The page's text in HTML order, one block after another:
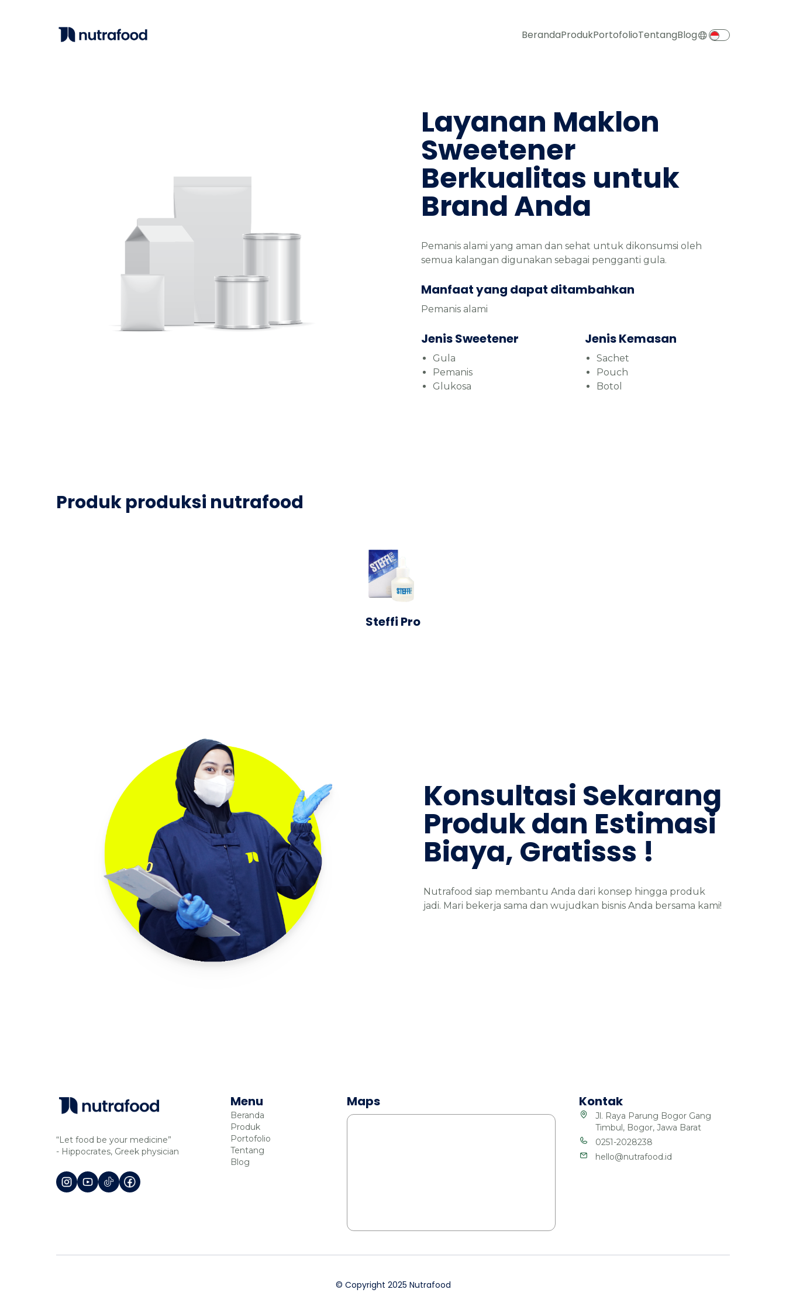
BerandaProdukPortofolioTentangBlog
Layanan Maklon
Sweetener
Berkualitas untuk
Brand Anda
Pemanis alami yang aman dan sehat untuk dikonsumsi oleh
semua kalangan digunakan sebagai pengganti gula.
Manfaat yang dapat ditambahkan
Pemanis alami
Jenis Sweetener
Gula
Pemanis
Glukosa
Jenis Kemasan
Sachet
Pouch
Botol
Produk produksi nutrafood
Steffi Pro
Konsultasi Sekarang
Produkdan Estimasi
Biaya, Gratisss !
Nutrafood siap membantu Anda dari konsep hingga produk
jadi. Mari bekerja sama dan wujudkan bisnis Anda bersama kami!
“Let food be your medicine”
- Hippocrates, Greek physician
Menu
Beranda
Produk
Portofolio
Tentang
Blog
Maps Kontak
Jl. Raya Parung Bogor Gang
Timbul, Bogor, Jawa Barat
0251-2028238
hello@nutrafood.id
© Copyright 2025 Nutrafood